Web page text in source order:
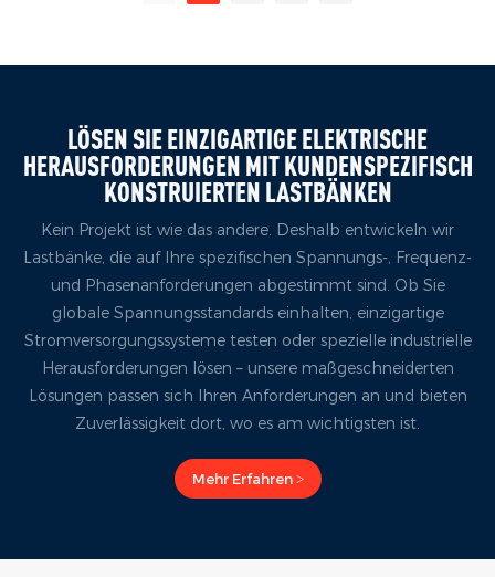
entwickelt wurde. Diese
Nennprüfspannung von bis
zu 950 V AC, unterstützt
Dreiphasen-Vierleiter-
(Dreieckschaltung) bei 50/60
Hz und zeichnet sich durch
eine feine
Lastschrittauflösung von 60
kW aus. Ihre Hauptfunktion
besteht darin, reale
elektrische Lasten während
Volllastentladetests von
Energiespeichersystemen zu
simulieren, insbesondere
die Systemleistung sicher
unerlässlich. Bevor ein
Ingenieure umfassende
Lasttests mit Spezialgeräten
durchführen.
LÖSEN SIE EINZIGARTIGE ELEKTRISCHE
HERAUSFORDERUNGEN MIT KUNDENSPEZIFISCH
KONSTRUIERTEN LASTBÄNKEN
Kein Projekt ist wie das andere. Deshalb entwickeln wir
Lastbänke, die auf Ihre spezifischen Spannungs-, Frequenz-
und Phasenanforderungen abgestimmt sind. Ob Sie
globale Spannungsstandards einhalten, einzigartige
Stromversorgungssysteme testen oder spezielle industrielle
Herausforderungen lösen – unsere maßgeschneiderten
Lösungen passen sich Ihren Anforderungen an und bieten
Zuverlässigkeit dort, wo es am wichtigsten ist.
Mehr Erfahren >